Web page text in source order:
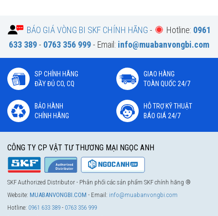
BÁO GIÁ VÒNG BI SKF CHÍNH HÃNG - Hotline: 0961
633 389- 0763 356 999- Email: info@muabanvongbi.com
SP CHÍNH HÃNG
ĐẦY ĐỦ CO, CQ
GIAO HÀNG
TOÀN QUỐC 24/7
BẢO HÀNH
CHÍNH HÃNG
HỖ TRỢ KỸ THUẬT
BÁO GIÁ 24/7
CÔNG TY CP VẬT TƯ THƯƠNG MẠI NGỌC ANH
SKF Authorized Distributor - Phân phối các sản phẩm SKF chính hãng ®
Website: MUABANVONGBI.COM - Email: info@muabanvongbi.com
Hotline: 0961 633 389 - 0763 356 999